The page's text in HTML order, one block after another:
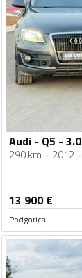
290 km 2012
13 900€
Podgorica